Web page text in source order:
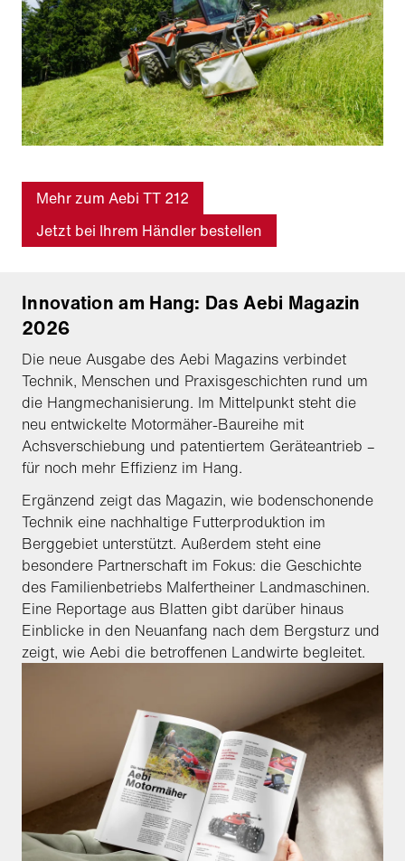
Mehr zum Aebi TT 212
Jetzt bei Ihrem Händler bestellen
Innovation am Hang: Das Aebi Magazin
2026
Die neue Ausgabe des Aebi Magazins verbindet
Technik, Menschen und Praxisgeschichten rund um
die Hangmechanisierung. Im Mittelpunkt steht die
neu entwickelte Motormäher-Baureihe mit
Achsverschiebung und patentiertem Geräteantrieb –
für noch mehr Effizienz im Hang.
Ergänzend zeigt das Magazin, wie bodenschonende
Technik eine nachhaltige Futterproduktion im
Berggebiet unterstützt. Außerdem steht eine
besondere Partnerschaft im Fokus: die Geschichte
des Familienbetriebs Malfertheiner Landmaschinen.
Eine Reportage aus Blatten gibt darüber hinaus
Einblicke in den Neuanfang nach dem Bergsturz und
zeigt, wie Aebi die betroffenen Landwirte begleitet.